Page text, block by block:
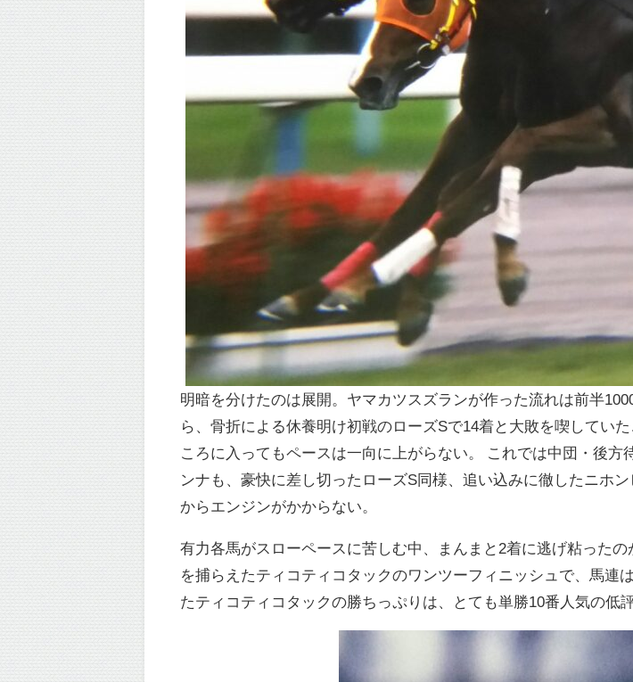
明暗を分けたのは展開。ヤマカツスズランが作った流れは前半
ら、骨折による休養明け初戦のローズSで14着と大敗を喫してい
ころに入ってもペースは一向に上がらない。 これでは中団・後
ンナも、豪快に差し切ったローズS同様、追い込みに徹したニホ
からエンジンがかからない。
有力各馬がスローペースに苦しむ中、まんまと2着に逃げ粘った
を捕らえたティコティコタックのワンツーフィニッシュで、馬連
たティコティコタックの勝ちっぷりは、とても単勝10番人気の低